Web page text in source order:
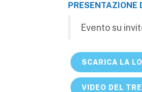
PRESENTAZIONE
Evento su
SCARICA LA
VIDEO DEL